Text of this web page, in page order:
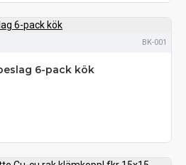
BK-001
6-pack kök